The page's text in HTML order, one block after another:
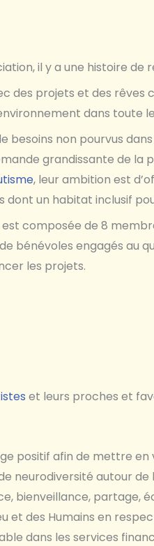
il y a une histoire de
des projets et des rêves
dans toute
besoins non pourvus
grandissante de la
, leur ambition est
dont un habitat inclusif
est composée de 8
bénévoles engagés au
les projets.
et leurs proches et
positif afin de mettre en
neurodiversité autour de
bienveillance, partage,
et des Humains en
dans les services